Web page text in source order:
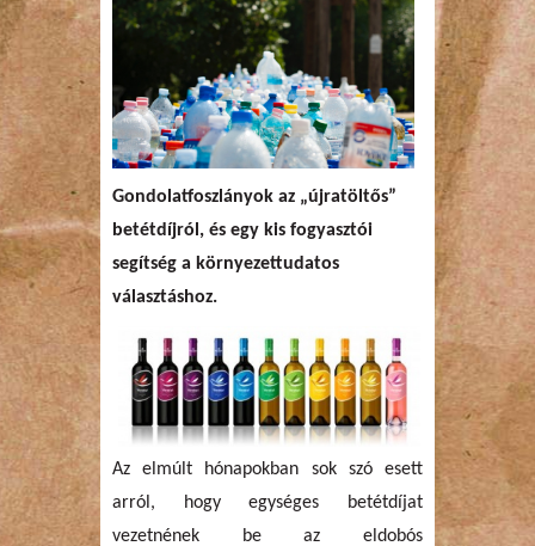
Gondolatfoszlányok az „újratöltős”
betétdíjról, és egy kis fogyasztói
segítség a környezettudatos
választáshoz.
Az elmúlt hónapokban sok szó esett
arról, hogy egységes betétdíjat
vezetnének be az eldobós